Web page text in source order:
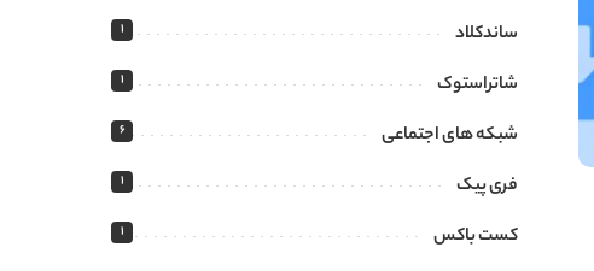
ساندکلاد 1
شاتراستوک 1
شبکه های اجتماعی 6
فری پیک 1
کست باکس 1